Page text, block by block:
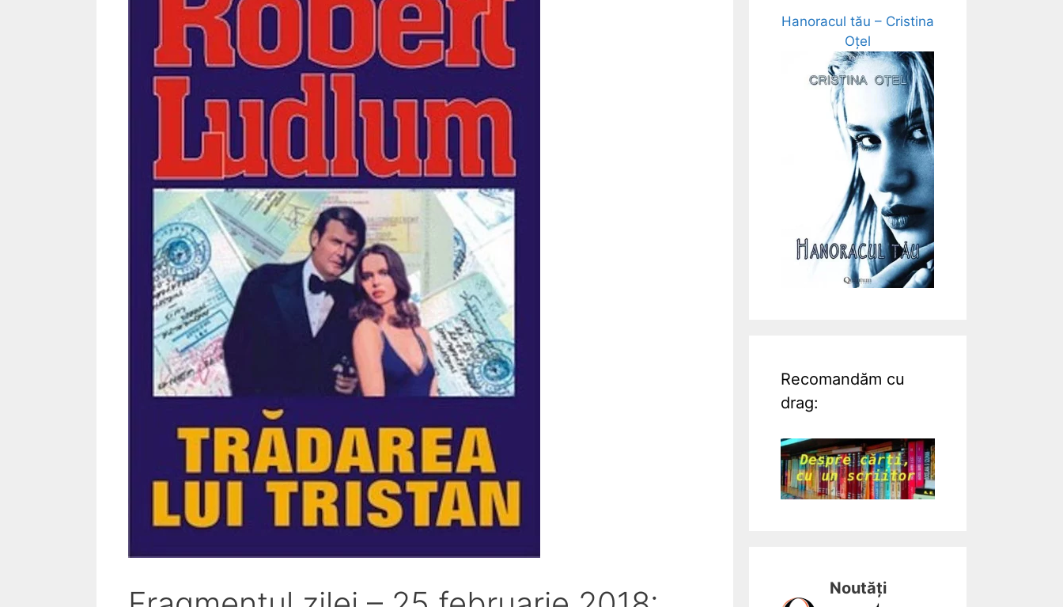
Hanoracul tău – Cristina
Oțel
Recomandăm cu
drag:
Noutăți